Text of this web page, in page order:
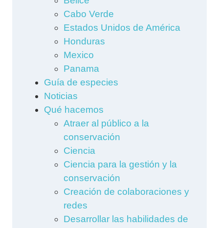
Cabo Verde
Estados Unidos de América
Honduras
Mexico
Panama
Guía de especies
Noticias
Qué hacemos
Atraer al público a la
conservación
Ciencia
Ciencia para la gestión y la
conservación
Creación de colaboraciones y
redes
Desarrollar las habilidades de